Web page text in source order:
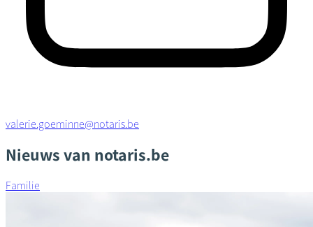
valerie.goeminne@notaris.be
Nieuws van notaris.be
Familie